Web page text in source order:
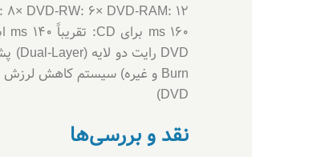
DVD)
نقد و بررسی‌ها